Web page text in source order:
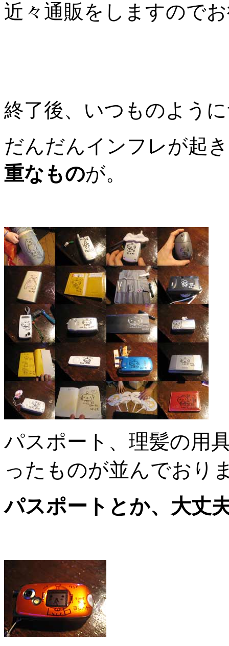
近々通販をしますので
終了後、いつものよう
だんだんインフレが起
重なものが。
パスポート、理髪の用
ったものが並んでおり
パスポートとか、大丈